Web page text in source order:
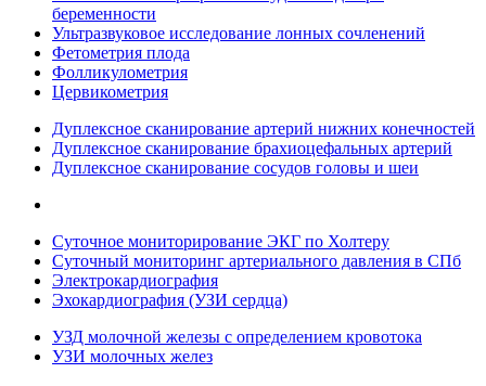
беременности
Ультразвуковое исследование лонных сочленений
Фетометрия плода
Фолликулометрия
Цервикометрия
Дуплексное сканирование артерий нижних конечностей
Дуплексное сканирование брахиоцефальных артерий
Дуплексное сканирование сосудов головы и шеи
Суточное мониторирование ЭКГ по Холтеру
Суточный мониторинг артериального давления в СПб
Электрокардиография
Эхокардиография (УЗИ сердца)
УЗД молочной железы с определением кровотока
УЗИ молочных желез